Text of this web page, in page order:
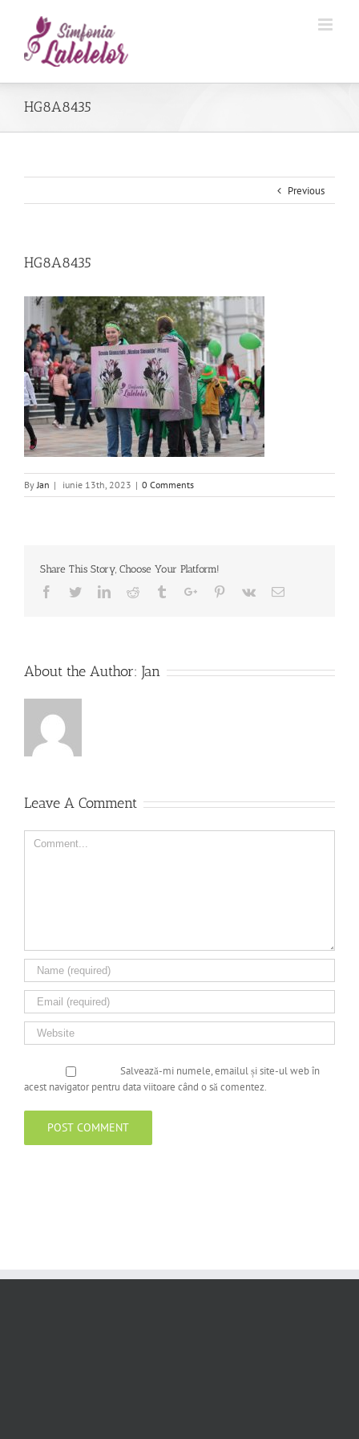
HG8A8435
Previous
HG8A8435
ByJan | iunie 13th, 2023 | 0 Comments
Share This Story, Choose Your Platform!
Facebook
TwitterLinkedinReddit TumblrGoogle+Pinterest
Vk Email
About the Author: Jan
Leave A Comment
Comment
Salvează-mi numele, emailul și site-ul web în
acest navigator pentru data viitoare când o să comentez.